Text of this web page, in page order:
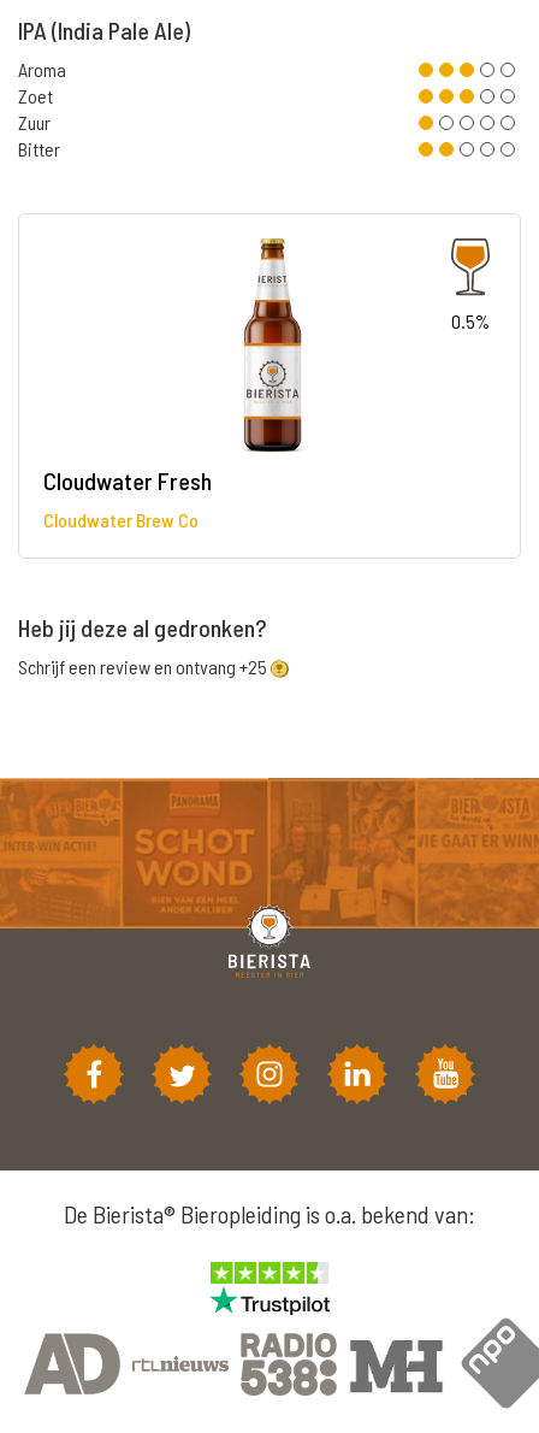
IPA (India Pale Ale)
Aroma
Zoet
Zuur
Bitter
0.5%
Cloudwater Fresh
Cloudwater Brew Co
Heb jij deze al gedronken?
Schrijf een review en ontvang +25
De Bierista® Bieropleiding is o.a. bekend van: